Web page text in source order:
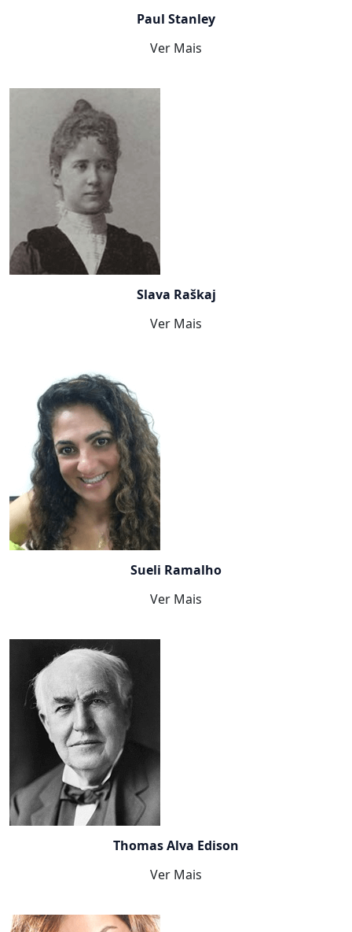
Paul Stanley
Ver Mais
Slava Raškaj
Ver Mais
Sueli Ramalho
Ver Mais
Thomas Alva Edison
Ver Mais